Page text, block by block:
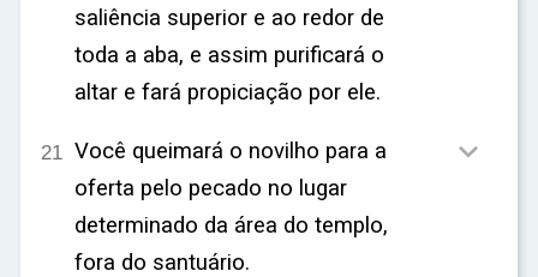
saliência superior e ao redor de
toda a aba, e assim purificará o
altar e fará propiciação por ele.
21 Você queimará o novilho para a
oferta pelo pecado no lugar
determinado da área do templo,
fora do santuário.
